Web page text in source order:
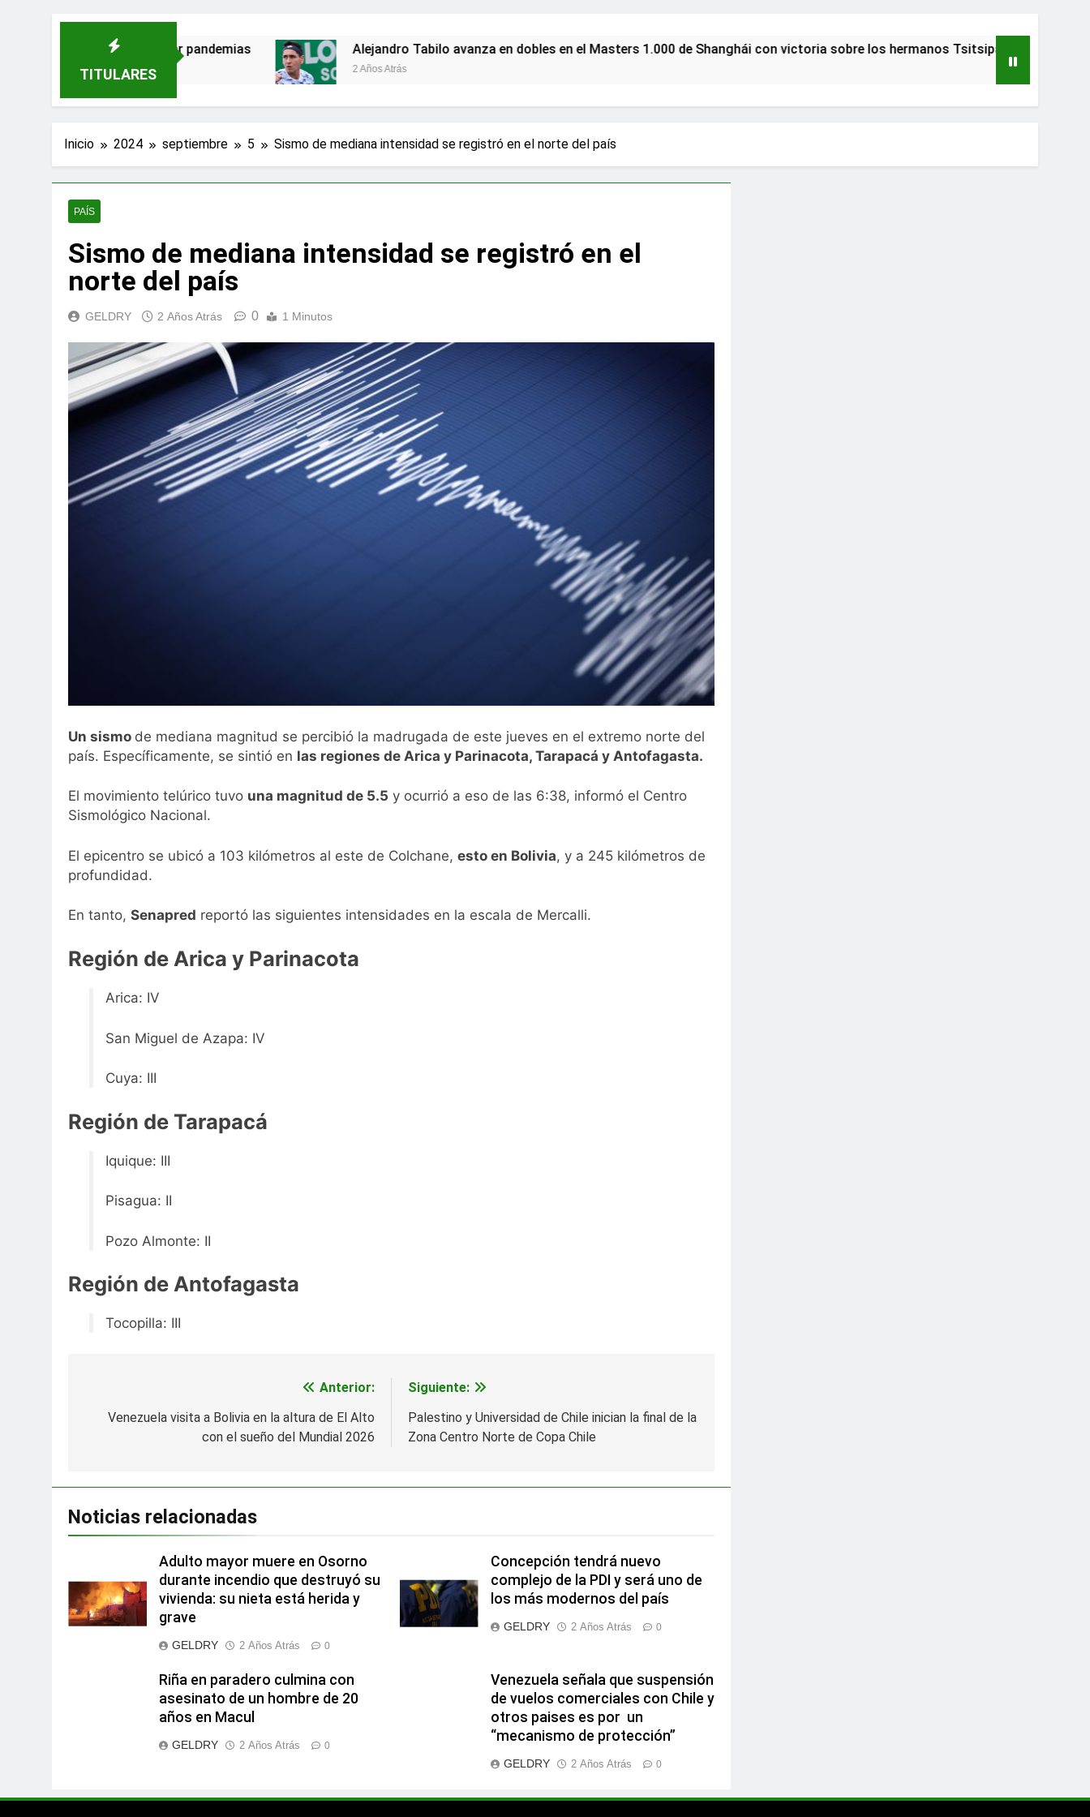
TITULARES
amenazas para evitar pandemias Alejandro Tabilo avanza en dobles en el Masters 1.000 de Shanghái con victoria sobre los hermanos Tsitsipas
2 Años Atrás
Inicio 2024 septiembre 5 Sismo de mediana intensidad se registró en el norte del país
PAÍS
Sismo de mediana intensidad se registró en el
norte del país
GELDRY 2 Años Atrás 0 1 Minutos
Un sismo de mediana magnitud se percibió la madrugada de este jueves en el extremo norte del
país. Específicamente, se sintió en las regiones de Arica y Parinacota, Tarapacá y Antofagasta.
El movimiento telúrico tuvo una magnitud de 5.5 y ocurrió a eso de las 6:38, informó el Centro
Sismológico Nacional.
El epicentro se ubicó a 103 kilómetros al este de Colchane, esto en Bolivia, y a 245 kilómetros de
profundidad.
En tanto, Senapred reportó las siguientes intensidades en la escala de Mercalli.
Región de Arica y Parinacota
Arica: IV
San Miguel de Azapa: IV
Cuya: III
Región de Tarapacá
Iquique: III
Pisagua: II
Pozo Almonte: II
Región de Antofagasta
Tocopilla: III
Anterior:
Venezuela visita a Bolivia en la altura de El Alto
con el sueño del Mundial 2026
Siguiente:
Palestino y Universidad de Chile inician la final de la
Zona Centro Norte de Copa Chile
Noticias relacionadas
Adulto mayor muere en Osorno
durante incendio que destruyó su
vivienda: su nieta está herida y
grave
GELDRY 2 Años Atrás 0
Concepción tendrá nuevo
complejo de la PDI y será uno de
los más modernos del país
GELDRY 2 Años Atrás 0
Riña en paradero culmina con
asesinato de un hombre de 20
años en Macul
GELDRY 2 Años Atrás 0
Venezuela señala que suspensión
de vuelos comerciales con Chile y
otros paises es por un
“mecanismo de protección”
GELDRY 2 Años Atrás 0